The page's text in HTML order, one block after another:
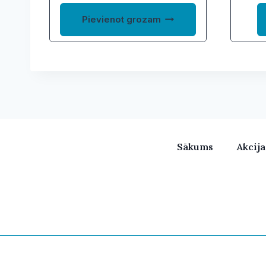
0,79 €.0,36 €.
Pievienot grozam
Sākums